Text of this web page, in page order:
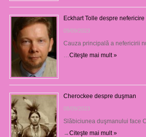
Eckhart Tolle despre nefericire
09/09/2023
Cauza principală a nefericirii
Citeşte mai mult »
Cherockee despre duşman
08/09/2023
Slăbiciunea duşmanului face
→Citeşte mai mult »